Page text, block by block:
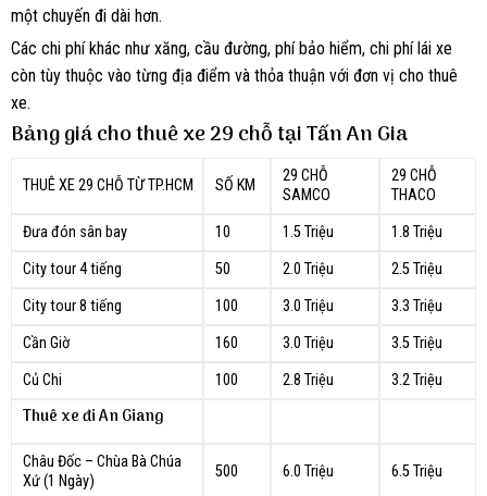
một chuyến đi dài hơn.
Các chi phí khác như xăng, cầu đường, phí bảo hiểm, chi phí lái xe
còn tùy thuộc vào từng địa điểm và thỏa thuận với đơn vị cho thuê
xe.
Bảng giá cho thuê xe 29 chỗ tại Tấn An Gia
THUÊ XE 29 CHỖ TỪ TP.HCM SỐ KM
29 CHỖ
SAMCO
29 CHỖ
THACO
Đưa đón sân bay
10 1.5 Triệu
1.8 Triệu
City tour 4 tiếng
50 2.0 Triệu
2.5 Triệu
City tour 8 tiếng
100 3.0 Triệu
3.3 Triệu
Cần Giờ
160 3.0 Triệu
3.5 Triệu
Củ Chi
100 2.8 Triệu 3.2 Triệu
Thuê xe đi An Giang
Châu Đốc – Chùa Bà Chúa
Xứ (1 Ngày)
500 6.0 Triệu 6.5 Triệu